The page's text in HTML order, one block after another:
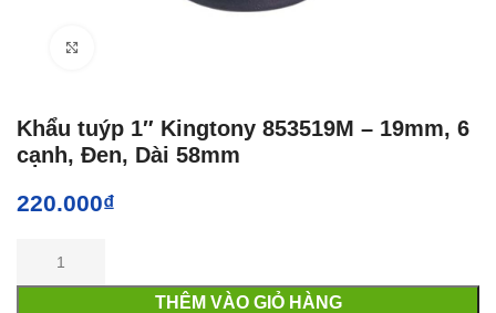
Khẩu tuýp 1″ Kingtony 853519M – 19mm, 6
cạnh, Đen, Dài 58mm
220.000₫
THÊM VÀO GIỎ HÀNG